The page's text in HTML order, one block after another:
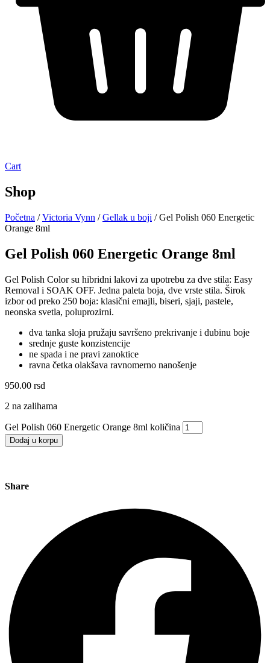
Cart
Shop
Početna /Victoria Vynn /Gellak u boji / Gel Polish 060 Energetic
Orange 8ml
Gel Polish 060 Energetic Orange 8ml
Gel Polish Color su hibridni lakovi za upotrebu za dve stila: Easy
Removal i SOAK OFF. Jedna paleta boja, dve vrste stila. Širok
izbor od preko 250 boja: klasični emajli, biseri, sjaji, pastele,
neonska svetla, poluprozirni.
dva tanka sloja pružaju savršeno prekrivanje i dubinu boje
srednje guste konzistencije
ne spada i ne pravi zanoktice
ravna četka olakšava ravnomerno nanošenje
950.00 rsd
2 na zalihama
Gel Polish 060 Energetic Orange 8ml količina
Dodaj u korpu
Share